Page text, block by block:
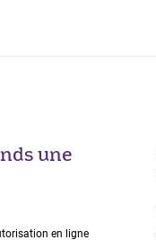
une
en ligne